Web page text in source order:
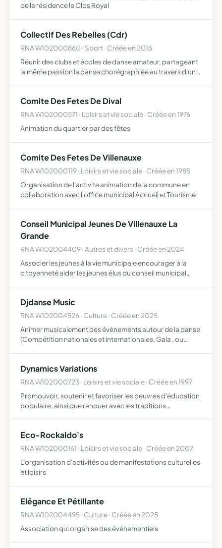
de la résidence le Clos Royal
Collectif Des Rebelles (Cdr)
RNA W102000860 · Sport · Créée en 2016
Réunir des clubs et écoles de danse amateur, partageant
la même passion la danse chorégraphiée au travers d'une
Comite Des Fetes De Dival
RNA W102000571 · Loisirs et vie sociale · Créée en 1976
Animation du quartier par des fêtes
Comite Des Fetes De Villenauxe
RNA W102000119 · Loisirs et vie sociale · Créée en 1985
Organisation de l'activite animation de la commune en
collaboration avec l'office municipal Accueil et Tourisme
Conseil Municipal Jeunes De Villenauxe La
Grande
RNA W102004409 · Autres et divers · Créée en 2024
Associer les jeunes à la vie municipale encourager à la
citoyenneté aider les jeunes élus du conseil municipal
com…
Djdanse Music
RNA W102004526 · Culture · Créée en 2025
Animer musicalement des évènements autour de la danse
(Compétition nationales et internationales, Gala , ou
Dynamics Variations
RNA W102000723 · Loisirs et vie sociale · Créée en 1997
Promouvoir, soutenir et favoriser les oeuvres d'éducation
populaire, ainsi que renouer avec les traditions
Eco-Rockaldo's
RNA W102000161 · Loisirs et vie sociale · Créée en 2007
L'organisation d'activités ou de manifestations culturelles
et loisirs
Elégance Et Pétillante
RNA W102004495 · Culture · Créée en 2025
Association qui organise des événementiels